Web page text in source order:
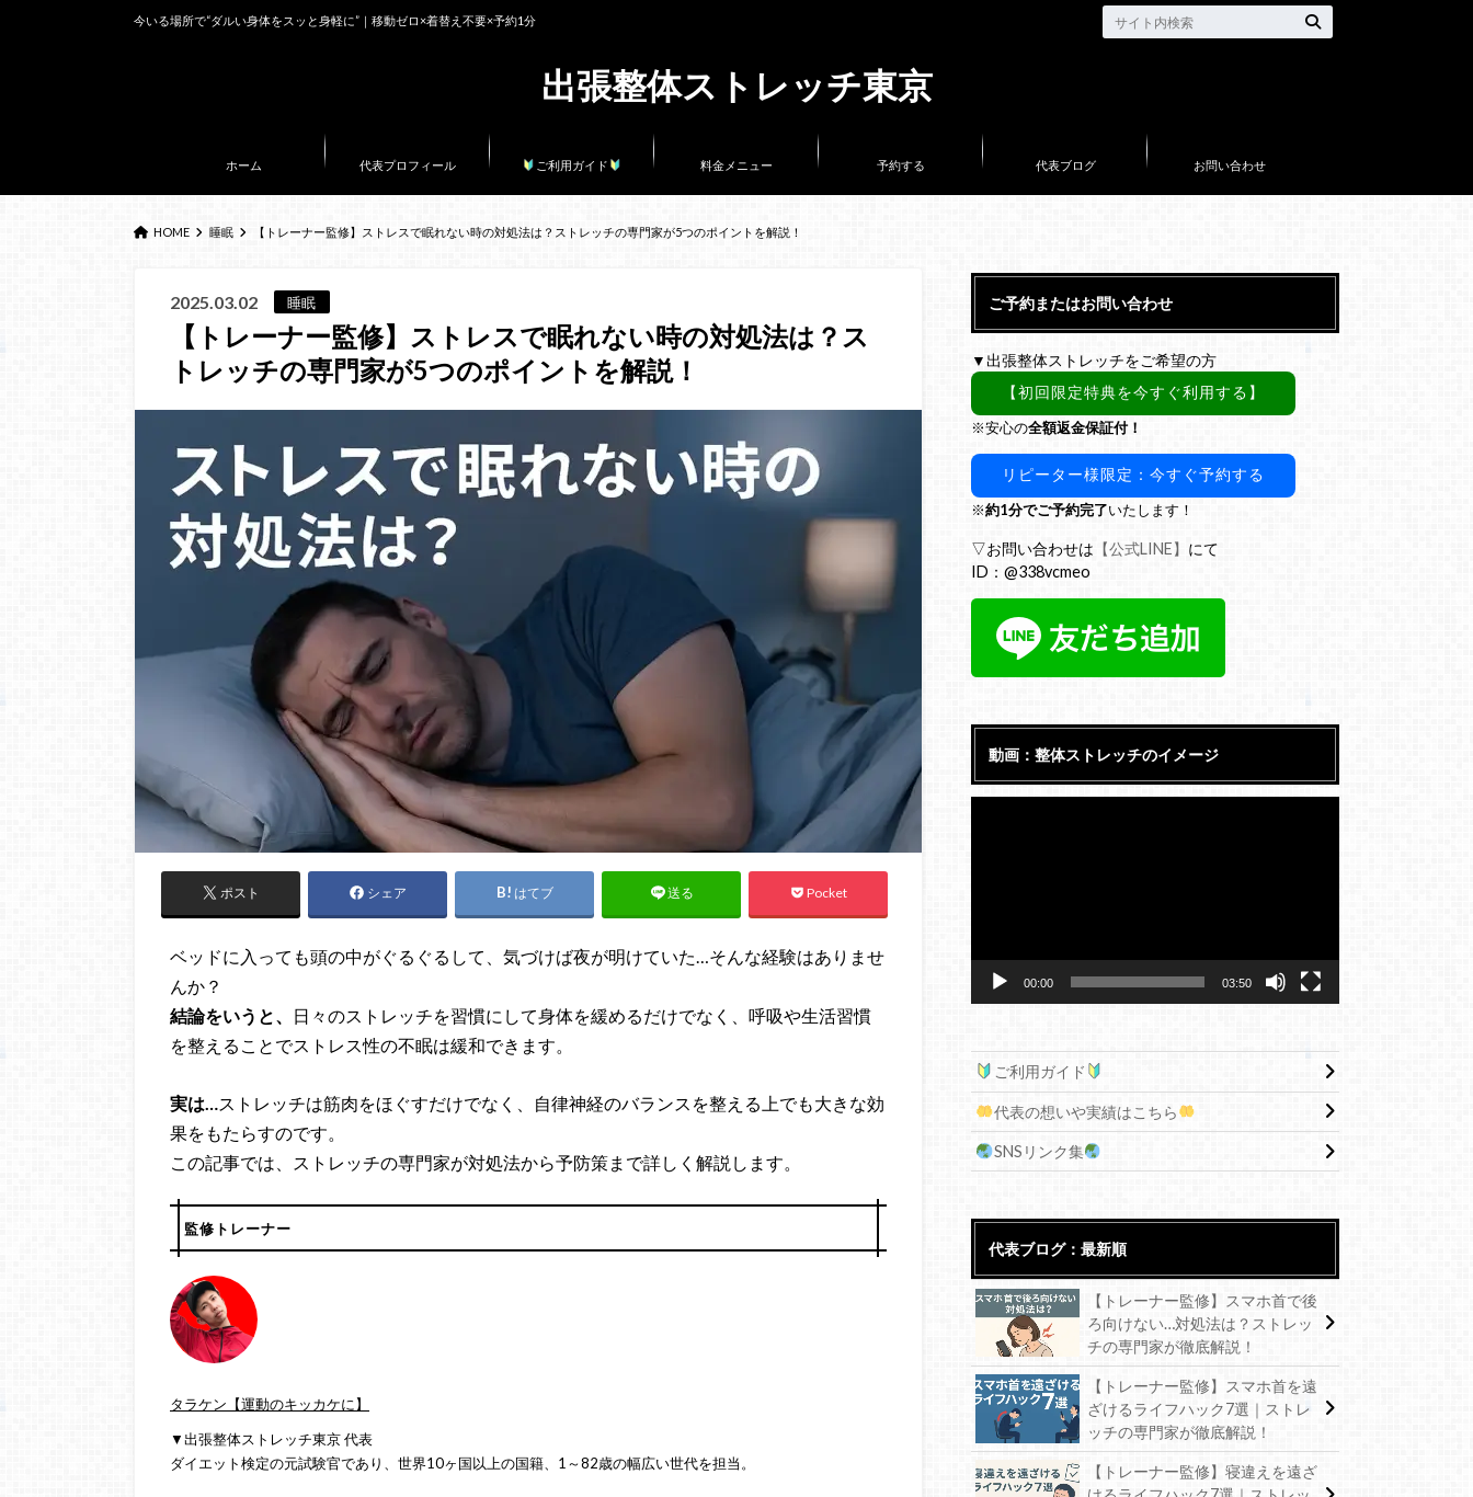
出張整体ストレッチ東京
今いる場所で“ダルい身体をスッと身軽に”｜移動ゼロ×着替え不要×予約1分
ホーム 代表プロフィール ご利用ガイド 料金メニュー 予約する 代表ブログ お問い合わせ
HOME 睡眠 【トレーナー監修】ストレスで眠れない時の対処法は？ストレッチの専門家が5つのポイントを解説！
2025.03.02 睡眠
【トレーナー監修】ストレスで眠れない時の対処法は？ス
トレッチの専門家が5つのポイントを解説！
ポスト シェア はてブ 送る Pocket
ベッドに入っても頭の中がぐるぐるして、気づけば夜が明けていた…そんな経験はありませ
んか？
結論をいうと、
日々のストレッチを習慣にして身体を緩めるだけでなく、呼吸や生活習慣
を整えることでストレス性の不眠は緩和できます。
実は…ストレッチは筋肉をほぐすだけでなく、自律神経のバランスを整える上でも大きな効
果をもたらすのです。
この記事では、ストレッチの専門家が対処法から予防策まで詳しく解説します。
監修トレーナー
タラケン【運動のキッカケに】
▼出張整体ストレッチ東京 代表
ダイエット検定の元試験官であり、世界10ヶ国以上の国籍、1～82歳の幅広い世代を担当。
ご予約またはお問い合わせ
▼出張整体ストレッチをご希望の方
【初回限定特典を今すぐ利用する】
※安心の全額返金保証付！
リピーター様限定：今すぐ予約する
※約1分でご予約完了いたします！
▽お問い合わせは 【公式LINE】 にて
ID：@338vcmeo
動画：整体ストレッチのイメージ
00:00 03:50
ご利用ガイド
代表の想いや実績はこちら
SNSリンク集
代表ブログ：最新順
【トレーナー監修】スマホ首で後
ろ向けない…対処法は？ストレッ
チの専門家が徹底解説！
【トレーナー監修】スマホ首を遠
ざけるライフハック7選｜ストレ
ッチの専門家が徹底解説！
【トレーナー監修】寝違えを遠ざ